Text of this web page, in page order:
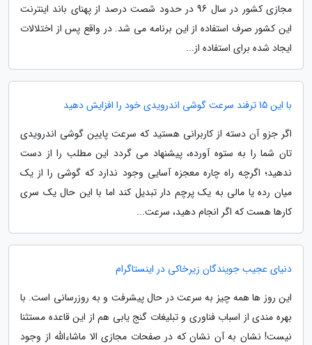
مجازی کشور در سال 96 در حدود شصت درصد از پهنای باند اینترنت
این کشور صرف استفاده از این برنامه می شد. در واقع پس از اختلالات
ایجاد شده برای استفاده از...
با این 15 ترفند سرعت گوشی اندرویدی خود را افزایش دهید
اگر جزو آن دسته از کاربرانی هستید که سرعت پایین گوشی اندرویدی
تان شما را به ستوه آورده، پیشنهاد می گردد این مطلب را از دست
ندهید؛ اگرچه راه چاره معجزه آسایی وجود ندارد که گوشی را از یک
میان رده یا مالی به یک پرچم دار تبدیل کند اما با این حال یک سری
کارها هست که اگر انجام دهید، سرعت...
دنیای عجیب جویندگان زیرخاکی در اینستاگرام
این روز ها همه چیز به سرعت در حال پیشرفت و به روزرسانی است. با
بهره مندی از اسباب فناوری و تبلیغات گنج یابی هم از این قاعده مستثنا
نیست! نشان به آن نشان که در صفحات مجازی الا ماشاءالله از وجود